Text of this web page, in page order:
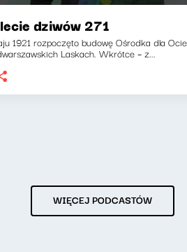
dziwów 271
1921 rozpoczęto budowę Ośrodka dla
Laskach. Wkrótce – z...
WIĘCEJ PODCASTÓW